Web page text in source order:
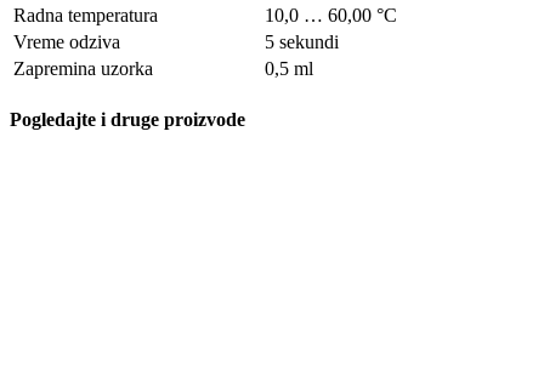
Radna temperatura
10,0 … 60,00 °C
Vreme odziva
5 sekundi
Zapremina uzorka
0,5 ml
Pogledajte i druge proizvode